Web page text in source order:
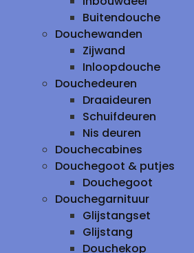
Buitendouche
Douchewanden
Zijwand
Inloopdouche
Douchedeuren
Draaideuren
Schuifdeuren
Nis deuren
Douchecabines
Douchegoot & putjes
Douchegoot
Douchegarnituur
Glijstangset
Glijstang
Douchekop